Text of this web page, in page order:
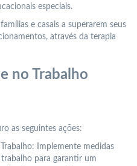
especiais.
e casais a superarem seus
através da terapia
no Trabalho
as seguintes ações:
Implemente medidas
trabalho para garantir um